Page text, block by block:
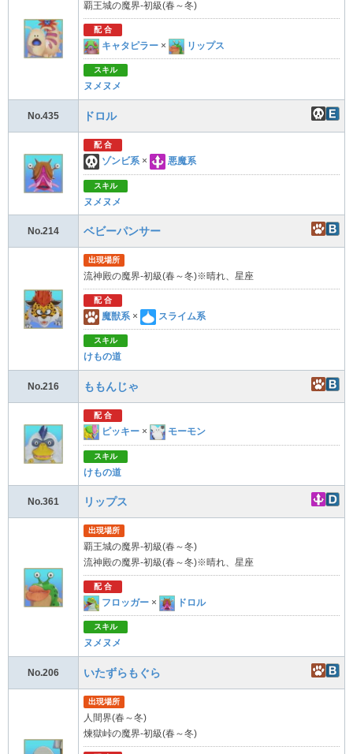
覇王城の魔界-初級(春～冬)
配 合
キャタピラー × リップス
スキル
ヌメヌメ
No.435 ドロル
配 合
ゾンビ系 × 悪魔系
スキル
ヌメヌメ
No.214 ベビーパンサー
出現場所
流神殿の魔界-初級(春～冬)※晴れ、星座
配 合
魔獣系 × スライム系
スキル
けもの道
No.216 ももんじゃ
配 合
ピッキー × モーモン
スキル
けもの道
No.361 リップス
出現場所
覇王城の魔界-初級(春～冬)
流神殿の魔界-初級(春～冬)※晴れ、星座
配 合
フロッガー × ドロル
スキル
ヌメヌメ
No.206 いたずらもぐら
出現場所
人間界(春～冬)
煉獄峠の魔界-初級(春～冬)